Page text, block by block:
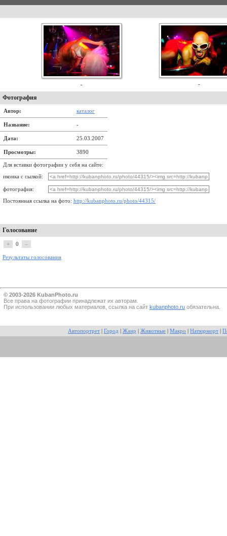
- -
Фотография
Автор: каталог
Название: -
Дата: 25.03.2007
Просмотры: 3890
Для вставки фотографии у себя на сайте:
иконка с сылкой:
фотография:
Постоянная ссылка на фото: http://kubanphoto.ru/photo/44315/
Голосование
+ 0 –
Результаты голосования
© 2003-2026 KubanPhoto.ru
Все прaва на фотографии принадлежат их авторам.
При использовании любых материалов, ссылка на сайт kubanphoto.ru обязательна.
Автопортрет Город Жанр Животные Макро Натюрморт